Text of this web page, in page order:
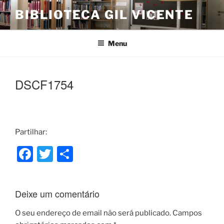
Saltar
para
o
BIBLIOTECA GIL VICENTE
Menu
DSCF1754
Partilhar:
F
e
b
T
er
ar
e
Deixe um comentário
O seu endereço de email não será publicado. Campos